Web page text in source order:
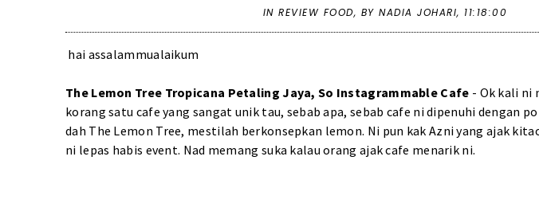
INREVIEW FOOD, BY NADIA JOHARI, 11:18:00
hai assalammualaikum
The Lemon Tree Tropicana Petaling Jaya, So Instagrammable Cafe - Ok kali ni
korang satu cafe yang sangat unik tau, sebab apa, sebab cafe ni dipenuhi dengan
dah The Lemon Tree, mestilah berkonsepkan lemon. Ni pun kak Azni yang ajak
ni lepas habis event. Nad memang suka kalau orang ajak cafe menarik ni.